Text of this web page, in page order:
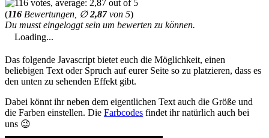
(116 Bewertungen, ∅2,87von 5)
Du musst eingeloggt sein um bewerten zu können.
Loading...
Das folgende Javascript bietet euch die Möglichkeit, einen
beliebigen Text oder Spruch auf eurer Seite so zu platzieren, dass es
den unten zu sehenden Effekt gibt.
Dabei könnt ihr neben dem eigentlichen Text auch die Größe und
die Farben einstellen. Die Farbcodes findet ihr natürlich auch bei
uns 😉